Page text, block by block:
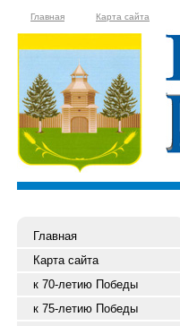
Главная Карта сайта
Главная
Карта сайта
к 70-летию Победы
к 75-летию Победы